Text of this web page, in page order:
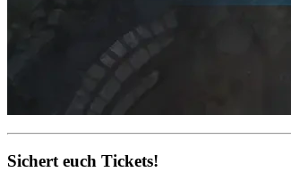
Sichert euch Tickets!